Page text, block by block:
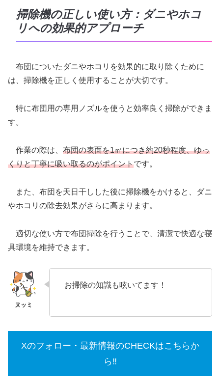
掃除機の正しい使い方：ダニやホコ
リへの効果的アプローチ
布団についたダニやホコリを効果的に取り除くために
は、掃除機を正しく使用することが大切です。
特に布団用の専用ノズルを使うと効率良く掃除ができま
す。
作業の際は、 布団の表面を1㎡につき約20秒程度、ゆっ
くりと丁寧に吸い取るのがポイントです。
また、布団を天日干しした後に掃除機をかけると、ダニ
やホコリの除去効果がさらに高まります。
適切な使い方で布団掃除を行うことで、清潔で快適な寝
具環境を維持できます。
お掃除の知識も呟いてます！
Xのフォロー・最新情報のCHECKはこちらか
ら‼